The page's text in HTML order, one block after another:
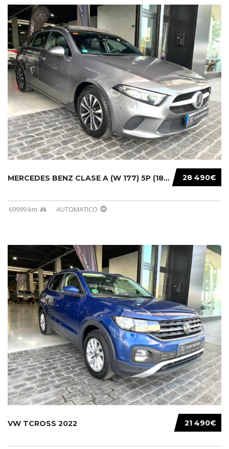
28 490€
MERCEDES BENZ CLASE A (W 177) 5P (18-) 2020....
69999 km AUTOMATICO
21 490€
VW TCROSS 2022